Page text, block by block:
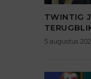
TWINTIG
5 augustus